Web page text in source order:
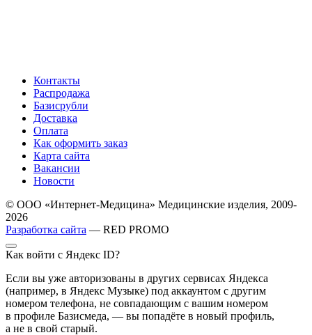
Контакты
Распродажа
Базисрубли
Доставка
Оплата
Как оформить заказ
Карта сайта
Вакансии
Новости
© ООО «Интернет-Медицина» Медицинские изделия, 2009-
2026
Разработка сайта — RED PROMO
Как войти с Яндекс ID?
Если вы уже авторизованы в других сервисах Яндекса
(например, в Яндекс Музыке) под аккаунтом с другим
номером телефона, не совпадающим с вашим номером
в профиле Базисмеда, — вы попадёте в новый профиль,
а не в свой старый.